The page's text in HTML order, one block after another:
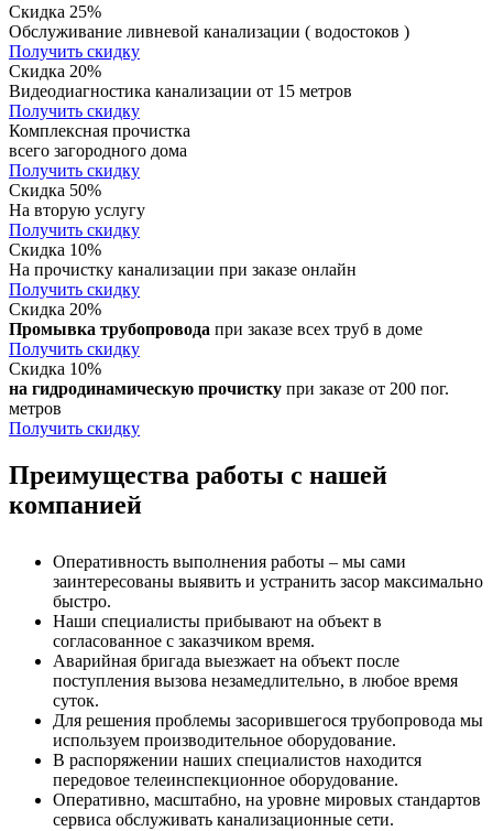
Скидка 25%
Обслуживание ливневой канализации ( водостоков )
Получить скидку
Скидка 20%
Видеодиагностика канализации от 15 метров
Получить скидку
Комплексная прочистка
всего загородного дома
Получить скидку
Скидка 50%
На вторую услугу
Получить скидку
Скидка 10%
На прочистку канализации при заказе онлайн
Получить скидку
Скидка 20%
Промывка трубопровода при заказе всех труб в доме
Получить скидку
Скидка 10%
на гидродинамическую прочистку при заказе от 200 пог.
метров
Получить скидку
Преимущества работы с нашей
компанией
Оперативность выполнения работы – мы сами
заинтересованы выявить и устранить засор максимально
быстро.
Наши специалисты прибывают на объект в
согласованное с заказчиком время.
Аварийная бригада выезжает на объект после
поступления вызова незамедлительно, в любое время
суток.
Для решения проблемы засорившегося трубопровода мы
используем производительное оборудование.
В распоряжении наших специалистов находится
передовое телеинспекционное оборудование.
Оперативно, масштабно, на уровне мировых стандартов
сервиса обслуживать канализационные сети.